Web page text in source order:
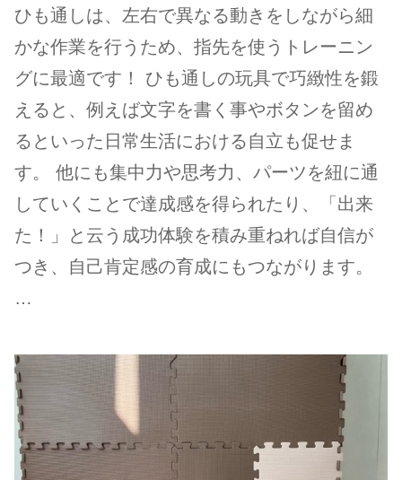
ひも通しは、左右で異なる動きをしながら細
かな作業を行うため、指先を使うトレーニン
グに最適です！ ひも通しの玩具で巧緻性を鍛
えると、例えば文字を書く事やボタンを留め
るといった日常生活における自立も促せま
す。 他にも集中力や思考力、パーツを紐に通
していくことで達成感を得られたり、「出来
た！」と云う成功体験を積み重ねれば自信が
つき、自己肯定感の育成にもつながります。
…